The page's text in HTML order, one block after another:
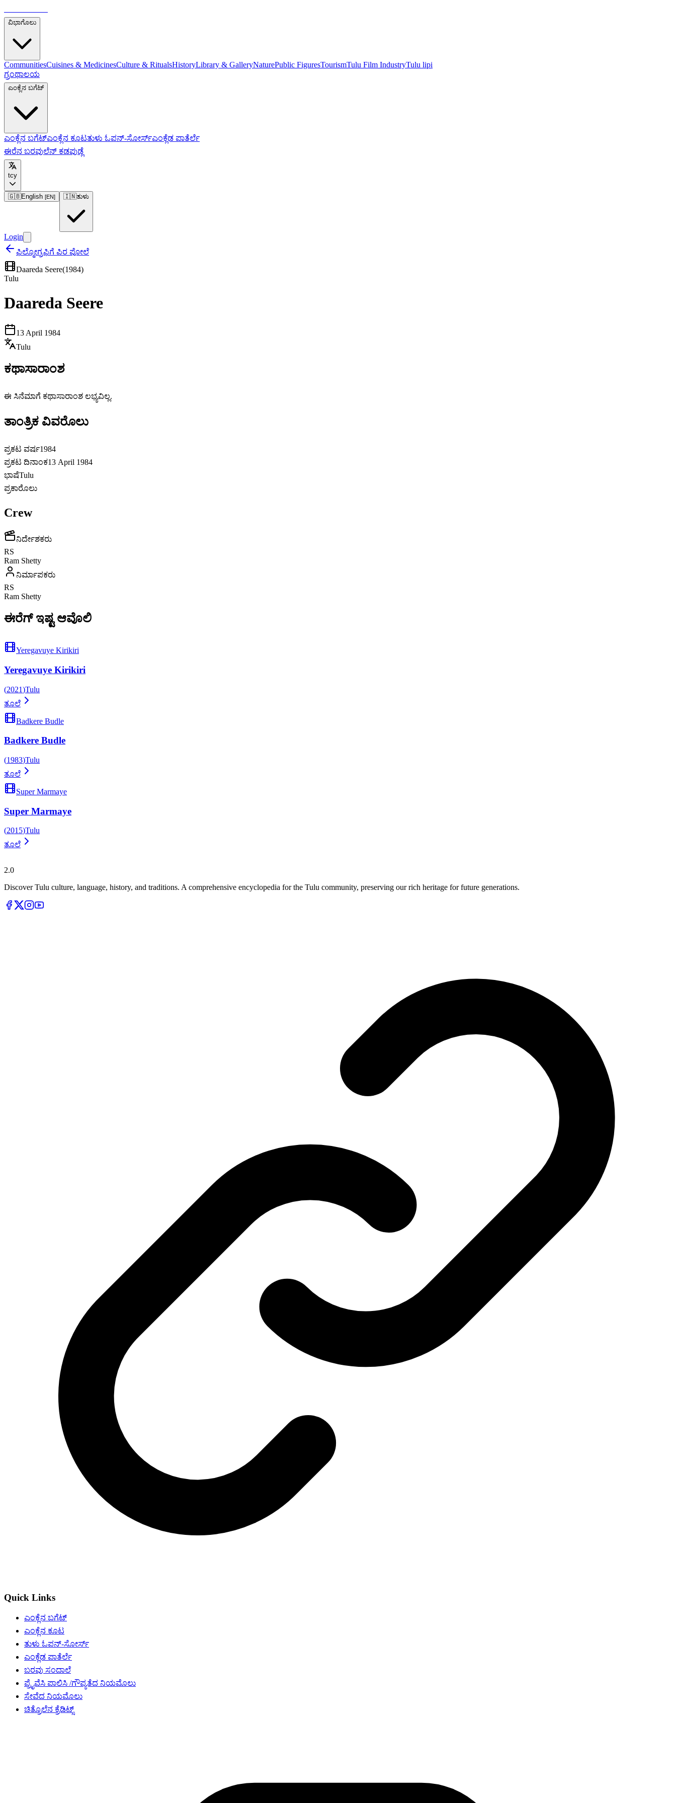
ವಿಭಾಗೊಲು
CommunitiesCuisines & MedicinesCulture & RitualsHistoryLibrary & GalleryNaturePublic FiguresTourismTulu Film IndustryTulu lipi
ಗ್ರಂಥಾಲಯ
ಎಂಕ್ಲೆನ ಬಗೆಟ್
ಎಂಕ್ಲೆನ ಬಗೆಟ್ಎಂಕ್ಲೆನ ಕೂಟತುಳು ಓಪನ್-ಸೋರ್ಸ್ಎಂಕ್ಲೆಡ ಪಾತೆರ್ಲೆ
ಈರೆನ ಬರವುಲೆನ್ ಕಡಪುಡ್ಲೆ
tcy
🇬🇧English [EN] 🇮🇳ತುಳು
Login
ಫಿಲ್ಮೋಗ್ರಫಿಗೆ ಪಿರ ಪೋಲೆ
Daareda Seere(1984)
Tulu
Daareda Seere
13 April 1984
Tulu
ಕಥಾಸಾರಾಂಶ
ಈ ಸಿನೆಮಾಗೆ ಕಥಾಸಾರಾಂಶ ಲಭ್ಯವಿಲ್ಲ.
ತಾಂತ್ರಿಕ ವಿವರೊಲು
ಪ್ರಕಟ ವರ್ಷ1984
ಪ್ರಕಟ ದಿನಾಂಕ13 April 1984
ಭಾಷೆTulu
ಪ್ರಕಾರೊಲು
Crew
ನಿರ್ದೇಶಕರು
RS
Ram Shetty
ನಿರ್ಮಾಪಕರು
RS
Ram Shetty
ಈರೆಗ್ ಇಷ್ಟ ಆವೊಲಿ
Yeregavuye Kirikiri
Yeregavuye Kirikiri
(2021)Tulu
ತೂಲೆ
Badkere Budle
Badkere Budle
(1983)Tulu
ತೂಲೆ
Super Marmaye
Super Marmaye
(2015)Tulu
ತೂಲೆ
2.0
Discover Tulu culture, language, history, and traditions. A comprehensive encyclopedia for the Tulu community, preserving our rich heritage for future generations.
Quick Links
ಎಂಕ್ಲೆನ ಬಗೆಟ್
ಎಂಕ್ಲೆನ ಕೂಟ
ತುಳು ಓಪನ್-ಸೋರ್ಸ್
ಎಂಕ್ಲೆಡ ಪಾತೆರ್ಲೆ
ಬರವು ಸಂದಾಲೆ
ಪ್ರೈವೆಸಿ ಪಾಲಿಸಿ /ಗೌಪ್ಯತೆದ ನಿಯಮೊಲು
ಸೇವೆದ ನಿಯಮೊಲು
ಚಿತ್ರೊಲೆನ ಕ್ರೆಡಿಟ್ಸ್